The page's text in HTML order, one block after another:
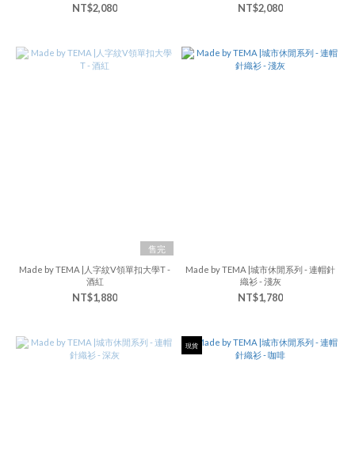
NT$2,080 NT$2,080
售完
Made by TEMA |人字紋V領單扣大學T -
酒紅
NT$1,880
Made by TEMA |城市休閒系列 - 連帽針
織衫 - 淺灰
NT$1,780
現貨